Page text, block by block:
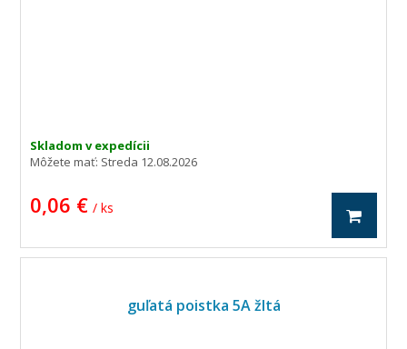
Skladom v expedícii
Môžete mať: Streda 12.08.2026
0,06 € / ks
guľatá poistka 5A žltá